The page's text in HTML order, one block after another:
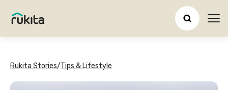
Rukita Stories/Tips & Lifestyle